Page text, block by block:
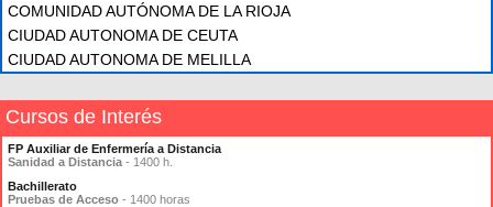
COMUNIDAD AUTÓNOMA DE LA RIOJA
CIUDAD AUTONOMA DE CEUTA
CIUDAD AUTONOMA DE MELILLA
Cursos de Interés
FP Auxiliar de Enfermería a Distancia
Sanidad a Distancia - 1400 h.
Bachillerato
Pruebas de Acceso - 1400 horas